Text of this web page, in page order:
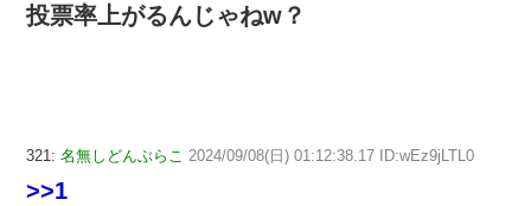
投票率上がるんじゃねw？
321: 名無しどんぶらこ 2024/09/08(日) 01:12:38.17 ID:wEz9jLTL0
>>1